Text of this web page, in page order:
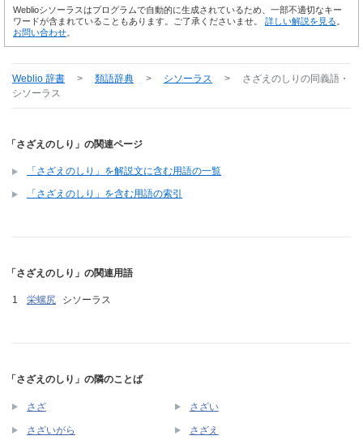
Weblioシソーラスはプログラムで自動的に生成されているため、一部不適切なキー
ワードが含まれていることもあります。ご了承くださいませ。 詳しい解説を見る
お問い合わせ
Weblio 辞書 > 類語辞典 > シソーラス > さざえのしり の同義語・
シソーラス
「さざえのしり」の関連ページ
「さざえのしり」を解説文に含む用語の一覧
「さざえのしり」を含む用語の索引
「さざえのしり」の関連用語
栄螺尻 シソーラス
「さざえのしり」の隣のことば
さざ さざい
さざいがら さざえ